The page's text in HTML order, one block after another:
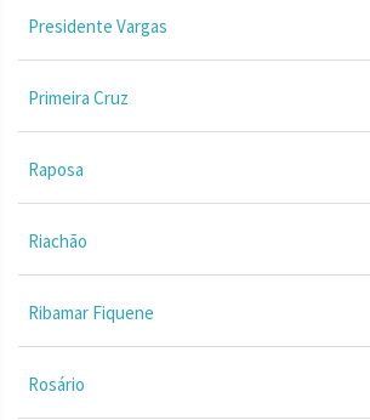
Presidente Vargas
Primeira Cruz
Raposa
Riachão
Ribamar Fiquene
Rosário